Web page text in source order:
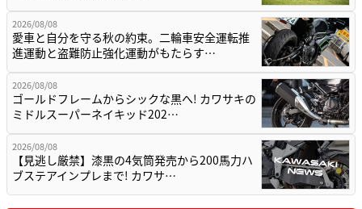
2026/08/08
愛車と自分を守る秋の約束。二輪車安全運転推
進運動と盗難防止強化運動がもたらす…
2026/08/08
ゴールドフレームからシックな黒へ! カワサキの
ミドルスーパーネイキッド202…
2026/08/08
【見逃し厳禁】漆黒の4気筒発売から200馬力ハ
ブステアインプレまで! カワサ…